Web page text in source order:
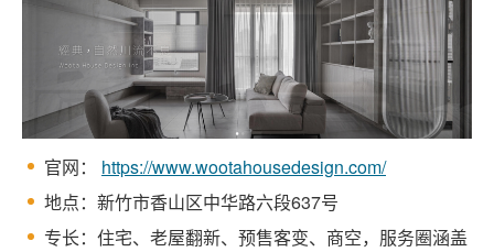
官网： https://www.wootahousedesign.com/
地点：新竹市香山区中华路六段637号
专长：住宅、老屋翻新、预售客变、商空，服务圈涵盖